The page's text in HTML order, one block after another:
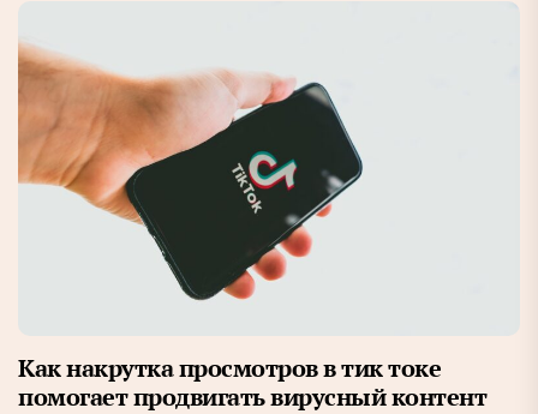
Как накрутка просмотров в тик токе
помогает продвигать вирусный контент